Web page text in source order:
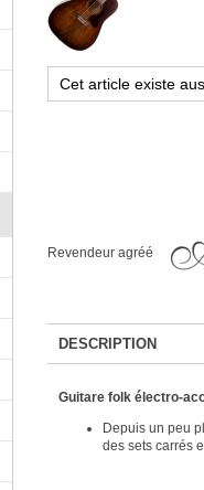
Revendeur agréé
DESCRIPTION
Guitare folk électro-
Depuis un peu
des sets carrés